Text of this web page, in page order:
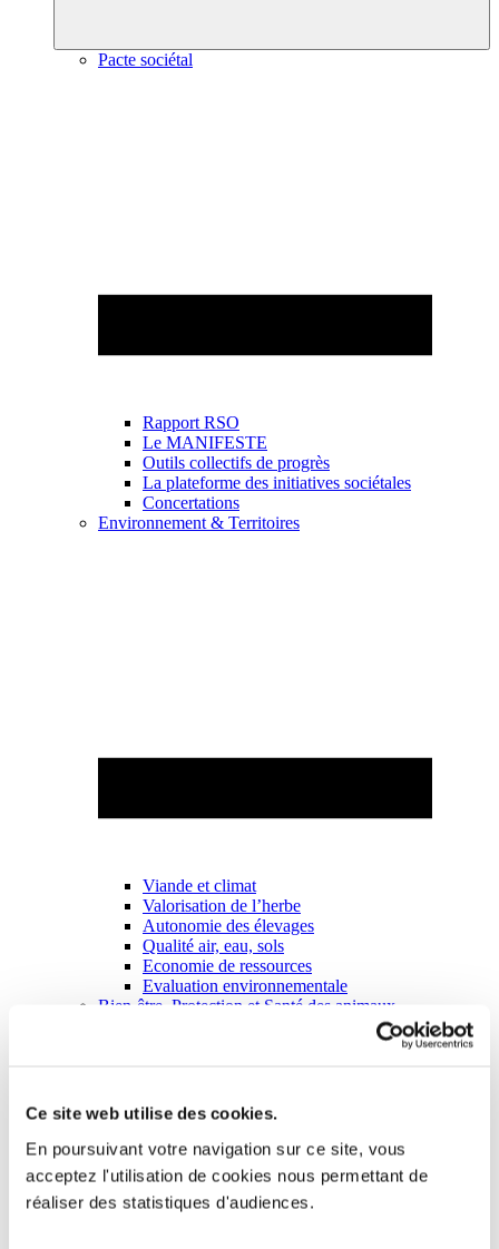
Ce site web utilise des cookies.
En poursuivant votre navigation sur ce site, vous
acceptez l'utilisation de cookies nous permettant de
réaliser des statistiques d'audiences.
Pacte sociétal
Rapport RSO
Le MANIFESTE
Outils collectifs de progrès
La plateforme des initiatives sociétales
Concertations
Environnement & Territoires
Viande et climat
Valorisation de l’herbe
Autonomie des élevages
Qualité air, eau, sols
Economie de ressources
Evaluation environnementale
Bien-être, Protection et Santé des animaux